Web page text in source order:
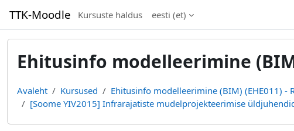
TTK-Moodle Kursuste haldus eesti ‎(et)‎
Ehitusinfo modelleerimine
Avaleht Kursused Ehitusinfo modelleerimine (BIM) (EHE011) -
[Soome YIV2015] Infrarajatiste mudelprojekteerimise